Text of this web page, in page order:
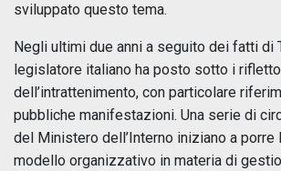
sviluppato questo tema.
Negli ultimi due anni a seguito dei fatti di
legislatore italiano ha posto sotto i
dell’intrattenimento, con particolare
pubbliche manifestazioni. Una serie di
del Ministero dell’Interno iniziano a porre
modello organizzativo in materia di